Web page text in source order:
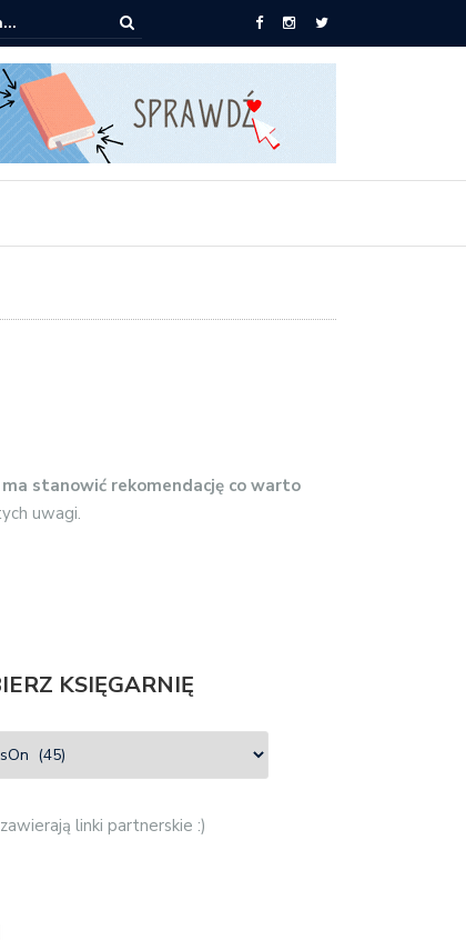
Gorzka – Copycat
ma stanowić rekomendację co warto
uwagi.
KSIĘGARNIĘ
linki partnerskie :)